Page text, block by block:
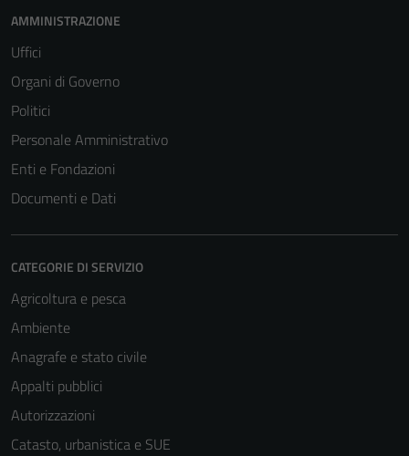
AMMINISTRAZIONE
Uffici
Organi di Governo
Politici
Personale Amministrativo
Enti e Fondazioni
Documenti e Dati
CATEGORIE DI SERVIZIO
Agricoltura e pesca
Ambiente
Anagrafe e stato civile
Appalti pubblici
Autorizzazioni
Catasto, urbanistica e SUE